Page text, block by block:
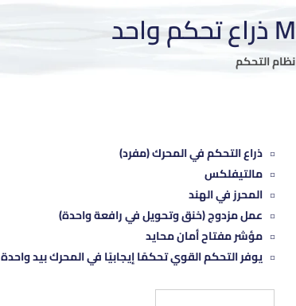
نظام التحكم
ذراع التحكم في المحرك (مفرد)
مالتيفلكس
المحرز في الهند
عمل مزدوج (خنق وتحويل في رافعة واحدة)
مؤشر مفتاح أمان محايد
يوفر التحكم القوي تحكمًا إيجابيًا في المحرك بيد واحدة